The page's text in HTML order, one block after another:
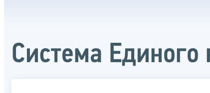
Система Единого